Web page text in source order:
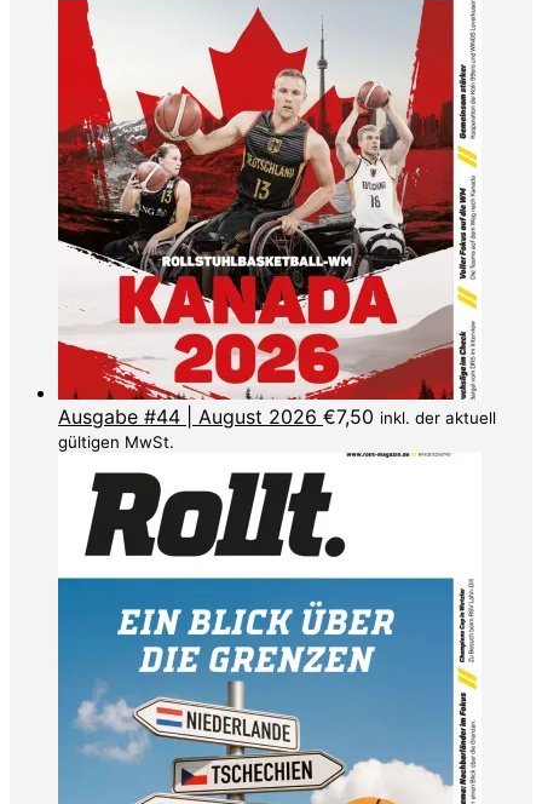
Ausgabe #44 | August 2026 €7,50 inkl. der aktuell
gültigen MwSt.